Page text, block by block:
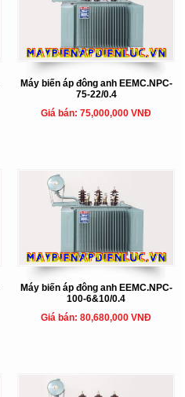
Máy biến áp đông anh EEMC.NPC-
75-22/0.4
Giá bán: 75,000,000 VNĐ
Máy biến áp đông anh EEMC.NPC-
100-6&10/0.4
Giá bán: 80,680,000 VNĐ